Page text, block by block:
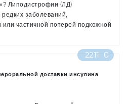
Липодистрофии (ЛД)
заболеваний,
частичной потерей подкожной
нарушения углеводного
2211 0
доставки инсулина